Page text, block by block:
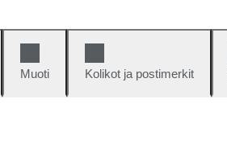
Muoti Kolikot ja postimerkit